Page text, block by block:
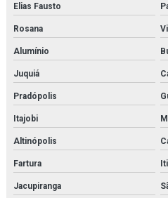
Elias Fausto
Rosana
Alumínio
Juquiá
Pradópolis
Itajobi
Altinópolis
Fartura
Jacupiranga